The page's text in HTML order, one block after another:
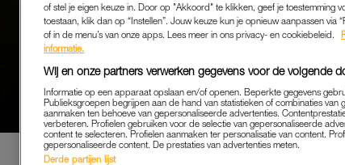
of stel je eigen keuze in. Door op "Akkoord" te klikken, geef je toestemming
toestaan, klik dan op “Instellen”. Jouw keuze kun je opnieuw aanpassen via
of in de menu’s van onze apps. Lees meer in ons privacy- en cookiebeleid.
informatie.
Wij en onze partners verwerken gegevens voor de volgende
Informatie op een apparaat opslaan en/of openen. Beperkte gegevens
Publieksgroepen begrijpen aan de hand van statistieken of combinaties van
aanmaken ten behoeve van gepersonaliseerde advertenties.
verbeteren. Profielen gebruiken voor de selectie van gepersonaliseerde
content te selecteren. Profielen aanmaken ter personalisatie van content.
gepersonaliseerde content. De prestaties van advertenties meten.
Derde partijen lijst